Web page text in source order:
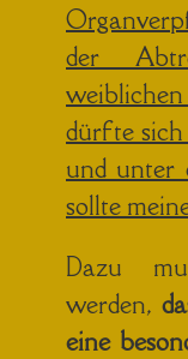
der
dürfte sich
und unter
sollte
Dazu
werden,
eine